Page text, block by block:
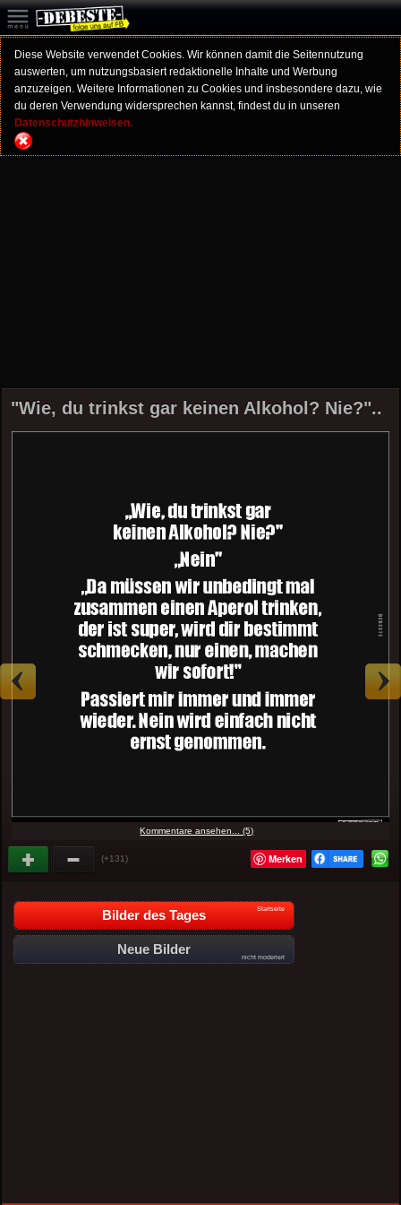
Diese Website verwendet Cookies. Wir können damit die Seitennutzung
auswerten, um nutzungsbasiert redaktionelle Inhalte und Werbung
anzuzeigen. Weitere Informationen zu Cookies und insbesondere dazu, wie
du deren Verwendung widersprechen kannst, findest du in unseren
Datenschutzhinweisen.
"Wie, du trinkst gar keinen Alkohol? Nie?"..
Kommentare ansehen... (5)
(+131) Merken
Bilder des Tages Startseite
Neue Bilder
nicht moderiert